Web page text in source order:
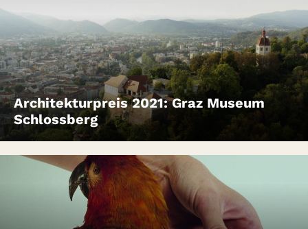
Architekturpreis 2021: Graz Museum
Schlossberg